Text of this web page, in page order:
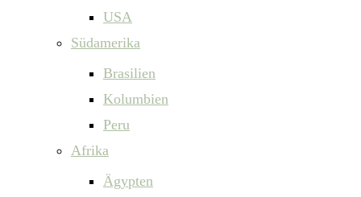
USA
Südamerika
Brasilien
Kolumbien
Peru
Afrika
Ägypten